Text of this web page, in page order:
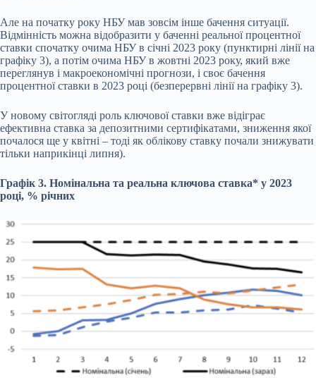
Але на початку року НБУ мав зовсім інше бачення ситуації.
Відмінність можна відобразити у баченні реальної процентної
ставки спочатку очима НБУ в січні 2023 року (пунктирні лінії на
графіку 3), а потім очима НБУ в жовтні 2023 року, який вже
переглянув і макроекономічні прогнози, і своє бачення
процентної ставки в 2023 році (безперервні лінії на графіку 3).
У новому світогляді роль ключової ставки вже відіграє
ефективна ставка за депозитними сертифікатами, зниження якої
почалося ще у квітні – тоді як облікову ставку почали знижувати
тільки наприкінці липня).
Графік 3. Номінальна та реальна ключова ставка* у 2023
році, % річних